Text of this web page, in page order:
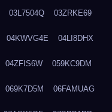
03L7504Q 03ZRKE69
04KWVG4E 04LI8DHX
04ZFIS6W 059KC9DM
069K7D5M 06FAMUAG